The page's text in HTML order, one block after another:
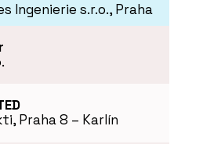
Ingenierie s.r.o., Praha
Praha 8 – Karlín